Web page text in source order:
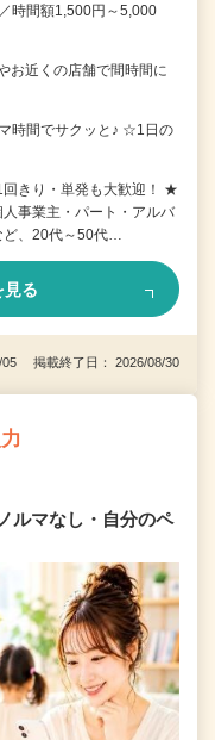
時間額1,500円～5,000
近くの店舗で間時間に
時間でサクッと♪ ☆1日の
きり・単発も大歓迎！ ★
事業主・パート・アルバ
ど、20代～50代…
見る
05 掲載終了日： 2026/08/30
ルマなし・自分のペ